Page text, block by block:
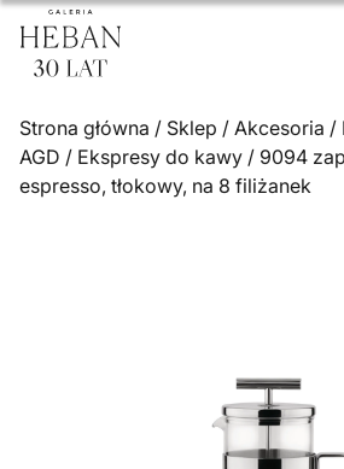
Strona główna / Sklep / Akcesoria /
AGD / Ekspresy do kawy / 9094
espresso, tłokowy, na 8 filiżanek